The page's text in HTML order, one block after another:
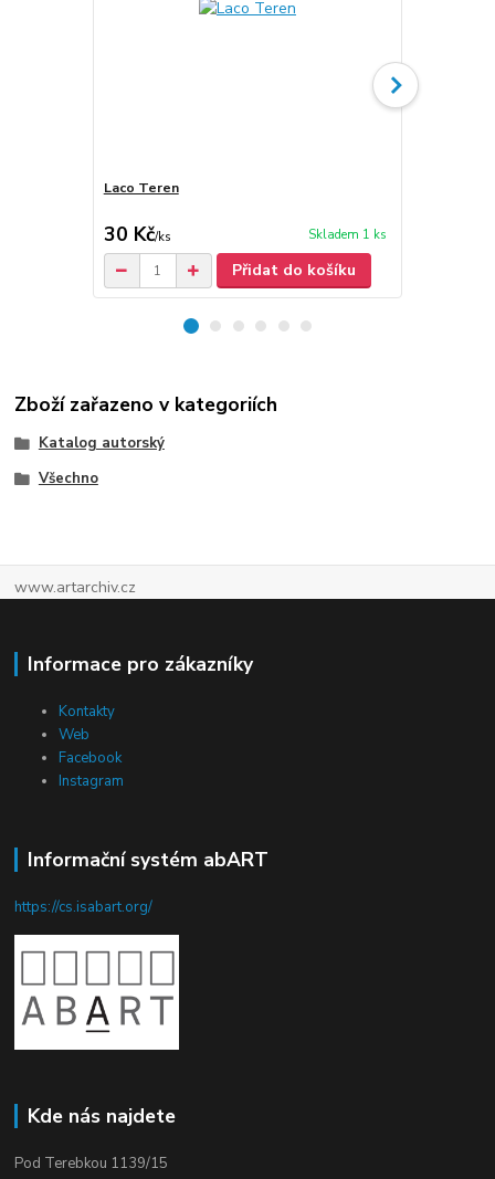
Laco Teren
30 Kč/ks Skladem 1 ks
Přidat do košíku
Zboží zařazeno v kategoriích
Katalog autorský
Všechno
www.artarchiv.cz
Informace pro zákazníky
Kontakty
Web
Facebook
Instagram
Informační systém abART
https://cs.isabart.org/
Kde nás najdete
Pod Terebkou 1139/15